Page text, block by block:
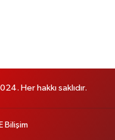
Her hakkı saklıdır.
Bilişim